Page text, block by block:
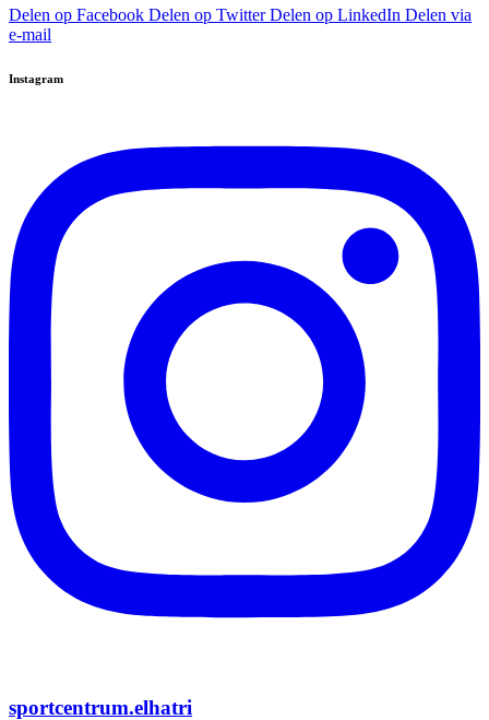
Delen op Facebook Delen op Twitter Delen op LinkedIn Delen via
e-mail
Instagram
sportcentrum.elhatri